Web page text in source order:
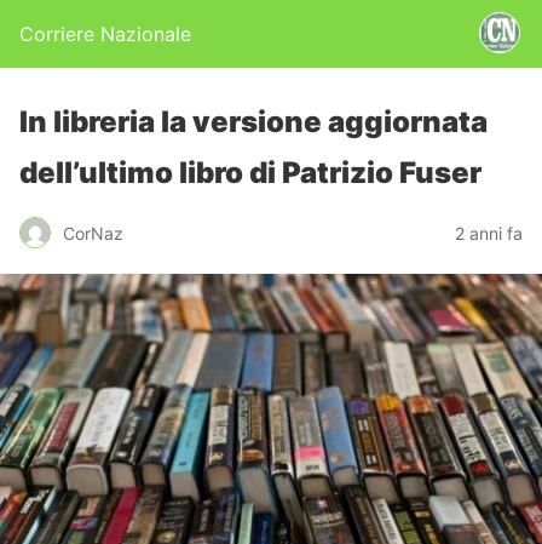
Corriere Nazionale
In libreria la versione aggiornata
dell’ultimo libro di Patrizio Fuser
CorNaz 2 anni fa